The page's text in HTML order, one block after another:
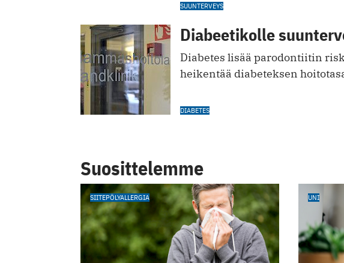
SUUNTERVEYS
Diabeetikolle
Diabetes lisää parodontiitin
heikentää diabeteksen
DIABETES
Suosittelemme
SIITEPÖLYALLERGIA UNI